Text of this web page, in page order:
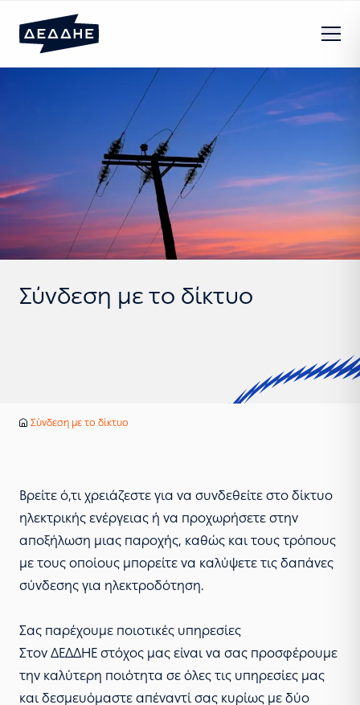
Σύνδεση με το δίκτυο
Αρχική
Υπηρεσίες
Σύνδεση με το δίκτυο
Βρείτε ό,τι χρειάζεστε για να συνδεθείτε στο δίκτυο
ηλεκτρικής ενέργειας ή να προχωρήσετε στην
αποξήλωση μιας παροχής, καθώς και τους τρόπους
με τους οποίους μπορείτε να καλύψετε τις δαπάνες
σύνδεσης για ηλεκτροδότηση.
Σας παρέχουμε ποιοτικές υπηρεσίες
Στον ΔΕΔΔΗΕ στόχος μας είναι να σας προσφέρουμε
την καλύτερη ποιότητα σε όλες τις υπηρεσίες μας
και δεσμευόμαστε απέναντί σας κυρίως με δύο